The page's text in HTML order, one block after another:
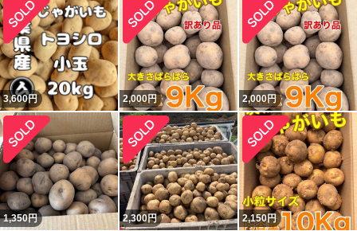
3,600円 2,000円 2,000円
1,350円 2,300円 2,150円